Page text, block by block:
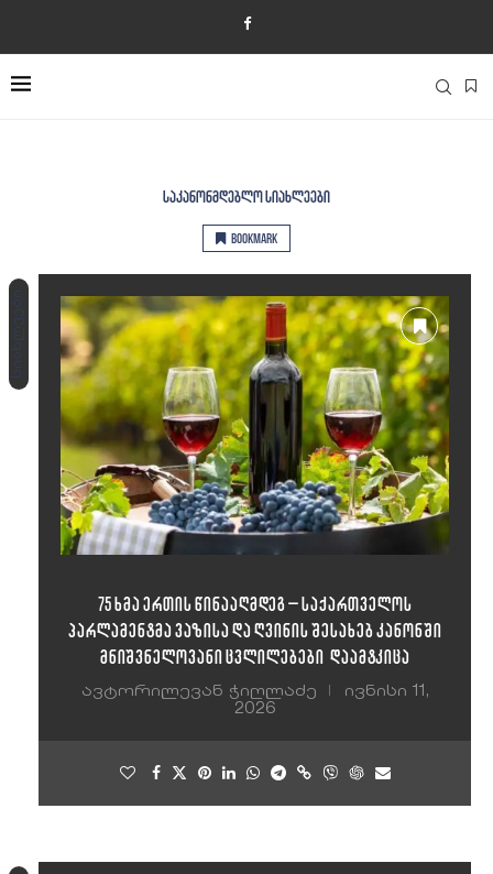
ᲡᲐᲙᲐᲜᲝᲜᲛᲓᲔᲑᲚᲝ ᲡᲘᲐᲮᲚᲔᲔᲑᲘ
Bookmark
სიახლეები
75 ხმა ერთის წინააღმდეგ – საქართველოს
პარლამენტმა ვაზისა და ღვინის შესახებ კანონში
მნიშვნელოვანი ცვლილებები დაამტკიცა
ავტორილევან ჭიღლაძე
ივნისი 11,
2026